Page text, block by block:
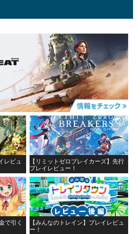
レビュ
【リミットゼロブレイカーズ】先行
プレイレビュー！
で引く
【みんなのトレイン】プレイレビュ
ー！